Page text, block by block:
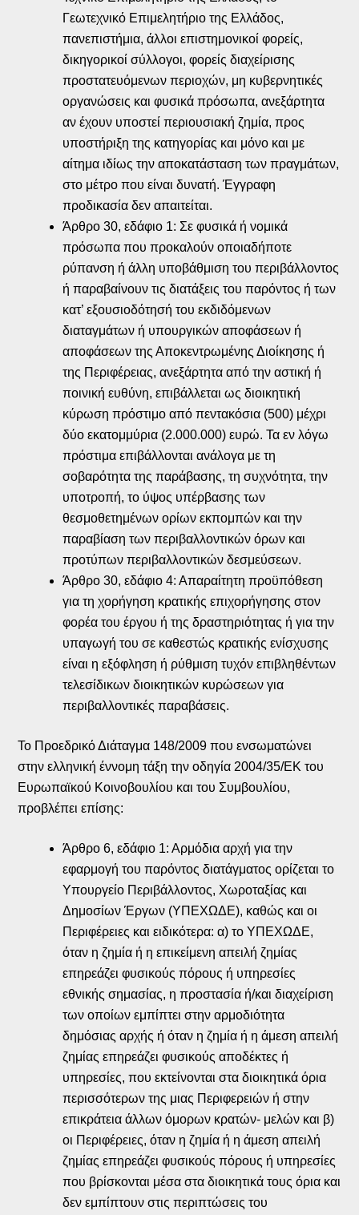
Γεωτεχνικό Επιμελητήριο της Ελλάδος,
πανεπιστήμια, άλλοι επιστημονικοί φορείς,
δικηγορικοί σύλλογοι, φορείς διαχείρισης
προστατευόμενων περιοχών, μη κυβερνητικές
οργανώσεις και φυσικά πρόσωπα, ανεξάρτητα
αν έχουν υποστεί περιουσιακή ζημία, προς
υποστήριξη της κατηγορίας και μόνο και με
αίτημα ιδίως την αποκατάσταση των πραγμάτων,
στο μέτρο που είναι δυνατή. Έγγραφη
προδικασία δεν απαιτείται.
Άρθρο 30, εδάφιο 1: Σε φυσικά ή νομικά
πρόσωπα που προκαλούν οποιαδήποτε
ρύπανση ή άλλη υποβάθμιση του περιβάλλοντος
ή παραβαίνουν τις διατάξεις του παρόντος ή των
κατ’ εξουσιοδότησή του εκδιδόμενων
διαταγμάτων ή υπουργικών αποφάσεων ή
αποφάσεων της Αποκεντρωμένης Διοίκησης ή
της Περιφέρειας, ανεξάρτητα από την αστική ή
ποινική ευθύνη, επιβάλλεται ως διοικητική
κύρωση πρόστιμο από πεντακόσια (500) μέχρι
δύο εκατομμύρια (2.000.000) ευρώ. Τα εν λόγω
πρόστιμα επιβάλλονται ανάλογα με τη
σοβαρότητα της παράβασης, τη συχνότητα, την
υποτροπή, το ύψος υπέρβασης των
θεσμοθετημένων ορίων εκπομπών και την
παραβίαση των περιβαλλοντικών όρων και
προτύπων περιβαλλοντικών δεσμεύσεων.
Άρθρο 30, εδάφιο 4: Απαραίτητη προϋπόθεση
για τη χορήγηση κρατικής επιχορήγησης στον
φορέα του έργου ή της δραστηριότητας ή για την
υπαγωγή του σε καθεστώς κρατικής ενίσχυσης
είναι η εξόφληση ή ρύθμιση τυχόν επιβληθέντων
τελεσίδικων διοικητικών κυρώσεων για
περιβαλλοντικές παραβάσεις.
Το Προεδρικό Διάταγμα 148/2009 που ενσωματώνει
στην ελληνική έννομη τάξη την οδηγία 2004/35/ΕΚ του
Ευρωπαϊκού Κοινοβουλίου και του Συμβουλίου,
προβλέπει επίσης:
Άρθρο 6, εδάφιο 1: Αρμόδια αρχή για την
εφαρμογή του παρόντος διατάγματος ορίζεται το
Υπουργείο Περιβάλλοντος, Χωροταξίας και
Δημοσίων Έργων (ΥΠΕΧΩΔΕ), καθώς και οι
Περιφέρειες και ειδικότερα: α) το ΥΠΕΧΩΔΕ,
όταν η ζημία ή η επικείμενη απειλή ζημίας
επηρεάζει φυσικούς πόρους ή υπηρεσίες
εθνικής σημασίας, η προστασία ή/και διαχείριση
των οποίων εμπίπτει στην αρμοδιότητα
δημόσιας αρχής ή όταν η ζημία ή η άμεση απειλή
ζημίας επηρεάζει φυσικούς αποδέκτες ή
υπηρεσίες, που εκτείνονται στα διοικητικά όρια
περισσότερων της μιας Περιφερειών ή στην
επικράτεια άλλων όμορων κρατών- μελών και β)
οι Περιφέρειες, όταν η ζημία ή η άμεση απειλή
ζημίας επηρεάζει φυσικούς πόρους ή υπηρεσίες
που βρίσκονται μέσα στα διοικητικά τους όρια και
δεν εμπίπτουν στις περιπτώσεις του